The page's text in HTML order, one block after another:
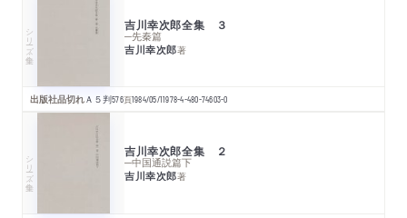
シリーズ・全集 吉川幸次郎全集 ３
─先秦篇
吉川幸次郎著
出版社品切れＡ５判576頁1984/05/11978-4-480-74603-0
シリーズ・全集 吉川幸次郎全集 ２
─中国通説篇下
吉川幸次郎著